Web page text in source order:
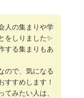
人の集まりや学
をしりました✨
する集まりもあ
ので、気になる
すすめします！
てみたい人は、